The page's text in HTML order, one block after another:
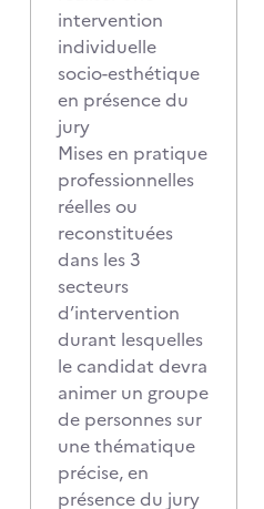
intervention
individuelle
socio-esthétique
en présence du
jury
Mises en pratique
professionnelles
réelles ou
reconstituées
dans les 3
secteurs
d’intervention
durant lesquelles
le candidat devra
animer un groupe
de personnes sur
une thématique
précise, en
présence du jury